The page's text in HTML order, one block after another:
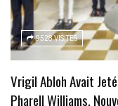
9528 VISITES
Vrigil Abloh Avait
Pharell Williams,